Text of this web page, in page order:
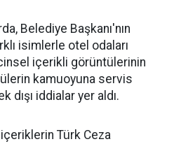
Belediye Başkanı'nın
isimlerle otel odaları
içerikli görüntülerinin
kamuoyuna servis
dışı iddialar yer aldı.
Türk Ceza